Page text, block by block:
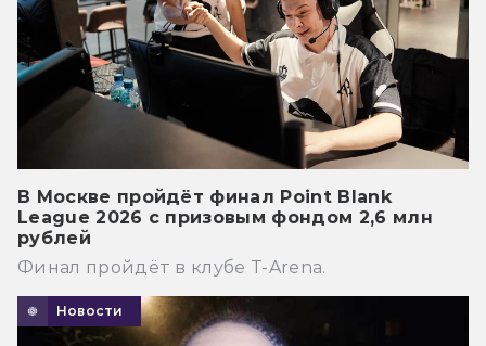
В Москве пройдёт финал Point Blank
League 2026 с призовым фондом 2,6 млн
рублей
Финал пройдёт в клубе T-Arena.
Новости